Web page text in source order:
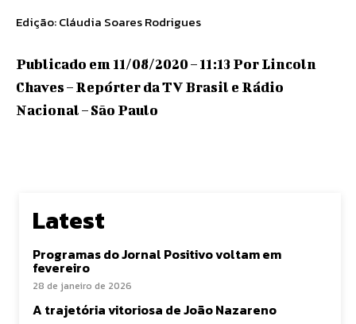
Edição: Cláudia Soares Rodrigues
Publicado em 11/08/2020 – 11:13 Por Lincoln
Chaves – Repórter da TV Brasil e Rádio
Nacional – São Paulo
Latest
Programas do Jornal Positivo voltam em
fevereiro
28 de janeiro de 2026
A trajetória vitoriosa de João Nazareno